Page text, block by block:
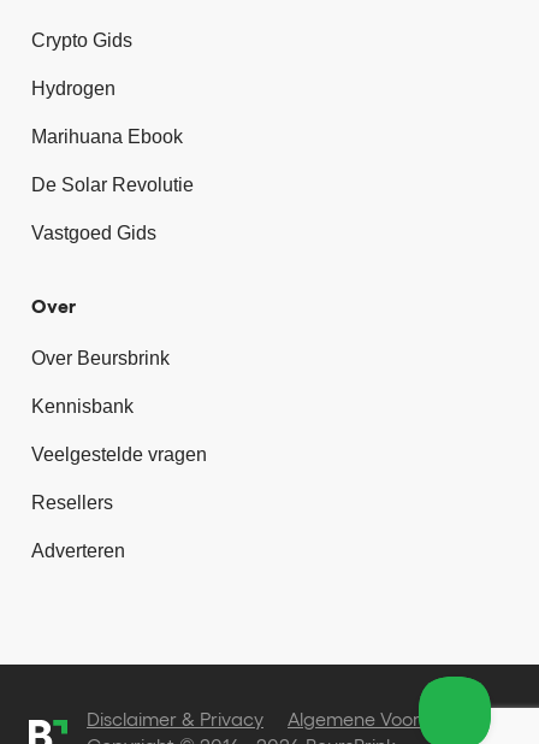
Crypto Gids
Hydrogen
Marihuana Ebook
De Solar Revolutie
Vastgoed Gids
Over
Over Beursbrink
Kennisbank
Veelgestelde vragen
Resellers
Adverteren
Disclaimer & Privacy Algemene Voorwaarden